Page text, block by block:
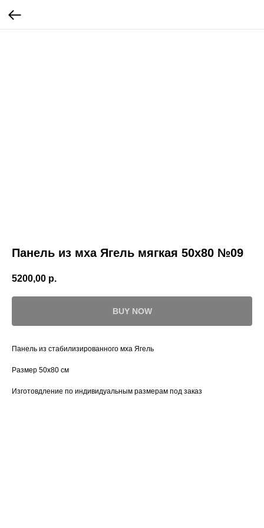
Панель из мха Ягель мягкая 50х80 №09
5200,00 р.
BUY NOW
Панель из стабилизированного мха Ягель
Размер 50х80 см
Изготовдление по индивидуальным размерам под заказ